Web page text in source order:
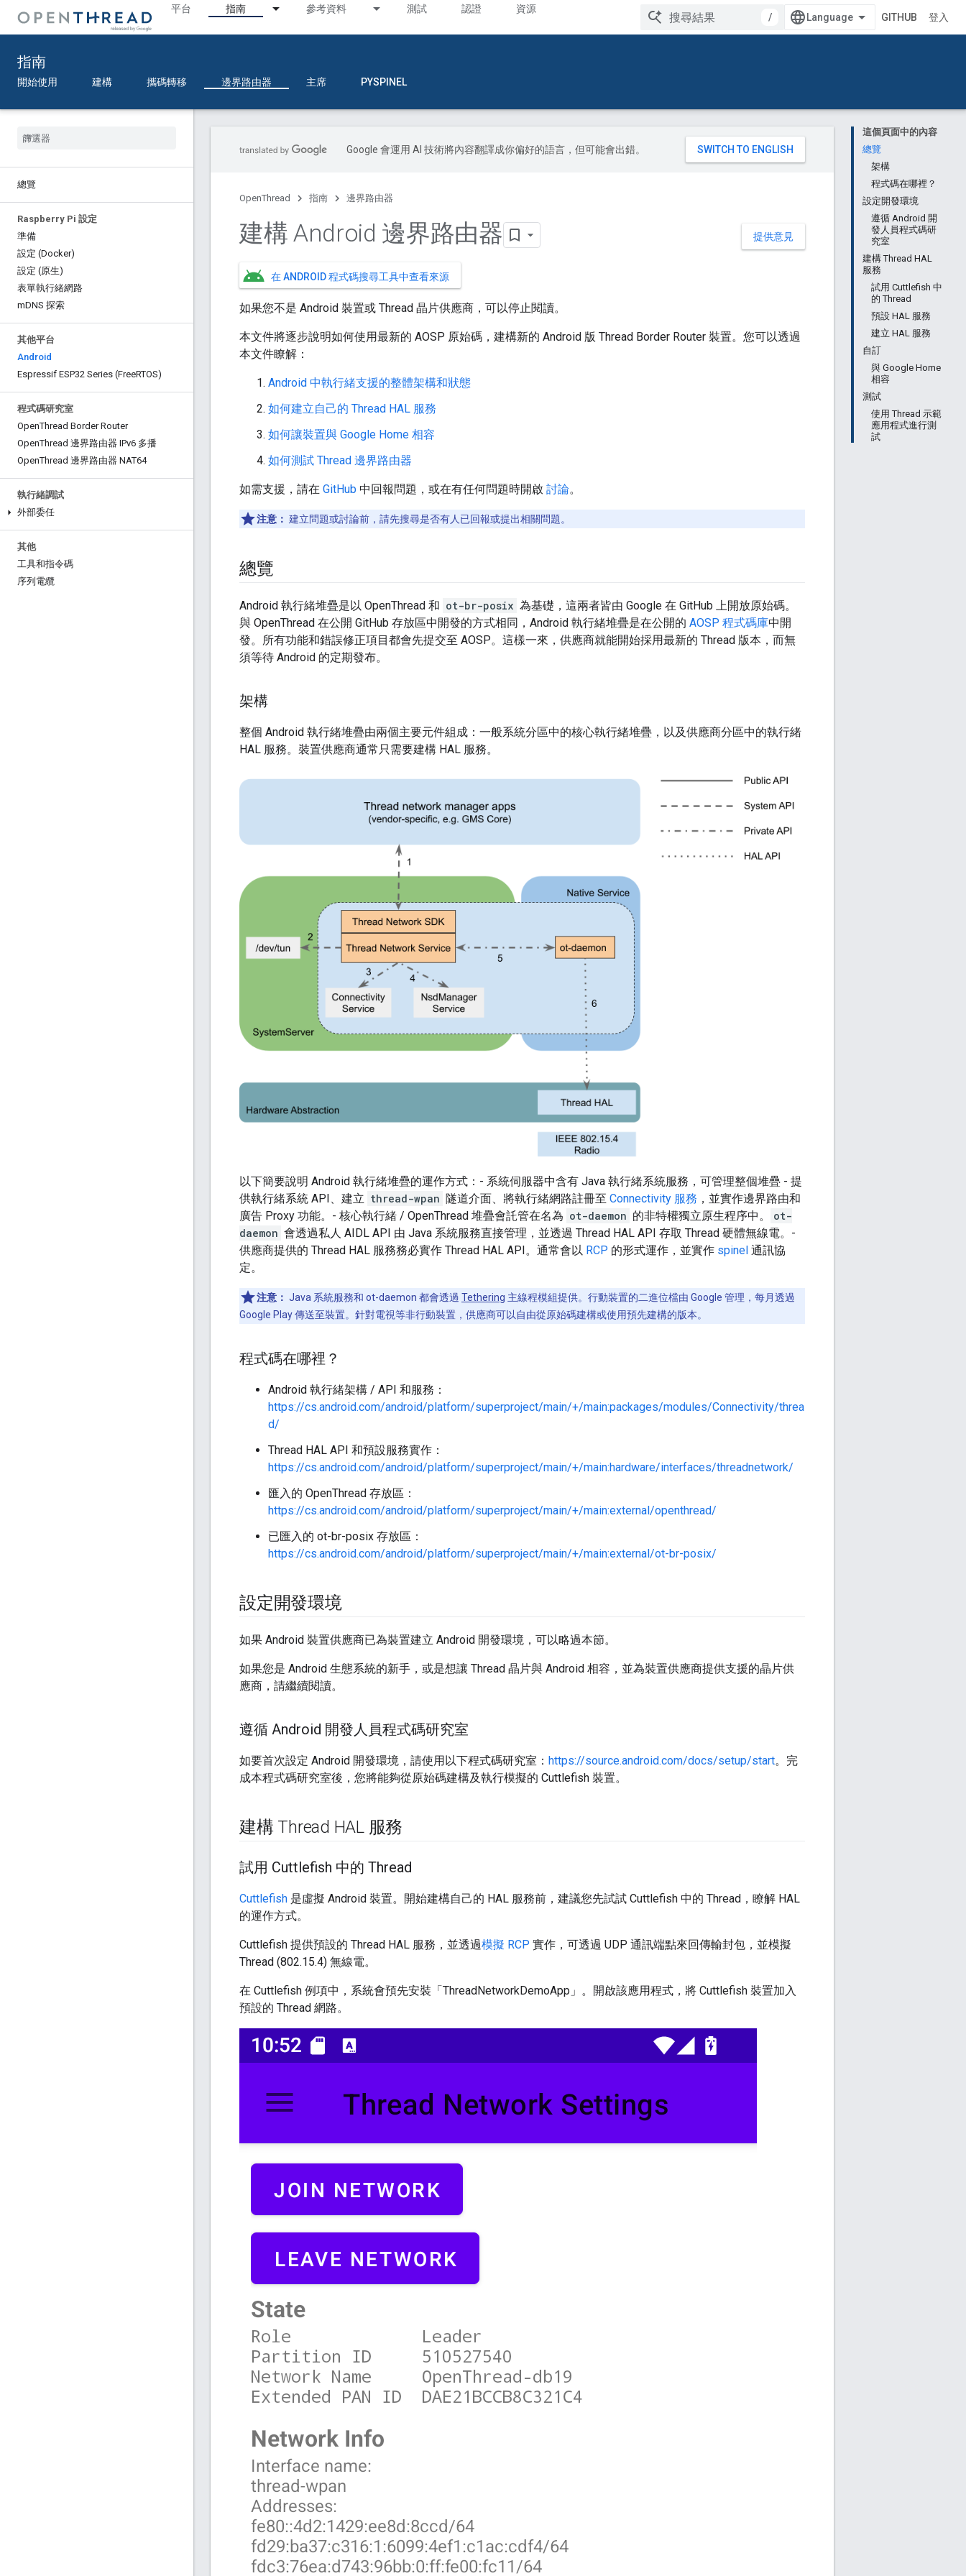
平台 指南 參考資料 測試 認證 資源
/ GITHUB 登入
指南
開始使用 建構 攜碼轉移 邊界路由器 主席 PYSPINEL
總覽
Raspberry Pi 設定
準備
設定 (Docker)
設定 (原生)
表單執行緒網路
mDNS 探索
其他平台
Android
Espressif ESP32 Series (FreeRTOS)
程式碼研究室
OpenThread Border Router
OpenThread 邊界路由器 IPv6 多播
OpenThread 邊界路由器 NAT64
執行緒調試
外部委任
其他
工具和指令碼
序列電纜
這個頁面中的內容
總覽
架構
程式碼在哪裡？
設定開發環境
遵循 Android 開
發人員程式碼研
究室
建構 Thread HAL
服務
試用 Cuttlefish 中
的 Thread
預設 HAL 服務
建立 HAL 服務
自訂
與 Google Home
相容
測試
使用 Thread 示範
應用程式進行測
試
Google 會運用 AI 技術將內容翻譯成你偏好的語言，但可能會出錯。
OpenThread 指南 邊界路由器
提供意見
建構 Android 邊界路由器
在 ANDROID 程式碼搜尋工具中查看來源
如果您不是 Android 裝置或 Thread 晶片供應商，可以停止閱讀。
本文件將逐步說明如何使用最新的 AOSP 原始碼，建構新的 Android 版 Thread Border Router 裝置。您可以透過
本文件瞭解：
Android 中執行緒支援的整體架構和狀態
如何建立自己的 Thread HAL 服務
如何讓裝置與 Google Home 相容
如何測試 Thread 邊界路由器
如需支援，請在 GitHub 中回報問題，或在有任何問題時開啟 討論。
注意： 建立問題或討論前，請先搜尋是否有人已回報或提出相關問題。
總覽
Android 執行緒堆疊是以 OpenThread 和 ot-br-posix 為基礎，這兩者皆由 Google 在 GitHub 上開放原始碼。
與 OpenThread 在公開 GitHub 存放區中開發的方式相同，Android 執行緒堆疊是在公開的 AOSP 程式碼庫中開
發。所有功能和錯誤修正項目都會先提交至 AOSP。這樣一來，供應商就能開始採用最新的 Thread 版本，而無
須等待 Android 的定期發布。
架構
整個 Android 執行緒堆疊由兩個主要元件組成：一般系統分區中的核心執行緒堆疊，以及供應商分區中的執行緒
HAL 服務。裝置供應商通常只需要建構 HAL 服務。
以下簡要說明 Android 執行緒堆疊的運作方式：- 系統伺服器中含有 Java 執行緒系統服務，可管理整個堆疊 - 提
供執行緒系統 API、建立 thread-wpan 隧道介面、將執行緒網路註冊至 Connectivity 服務 ，並實作邊界路由和
廣告 Proxy 功能。- 核心執行緒 / OpenThread 堆疊會託管在名為 ot-daemon 的非特權獨立原生程序中。
ot-
daemon 會透過私人 AIDL API 由 Java 系統服務直接管理，並透過 Thread HAL API 存取 Thread 硬體無線電。-
供應商提供的 Thread HAL 服務務必實作 Thread HAL API。通常會以 RCP 的形式運作，並實作 spinel 通訊協
定。
注意： Java 系統服務和 ot-daemon 都會透過 Tethering 主線程模組提供。行動裝置的二進位檔由 Google 管理，每月透過
Google Play 傳送至裝置。針對電視等非行動裝置，供應商可以自由從原始碼建構或使用預先建構的版本。
程式碼在哪裡？
Android 執行緒架構 / API 和服務：
https://cs.android.com/android/platform/superproject/main/+/main:packages/modules/Connectivity/threa
d/
Thread HAL API 和預設服務實作：
https://cs.android.com/android/platform/superproject/main/+/main:hardware/interfaces/threadnetwork/
匯入的 OpenThread 存放區：
https://cs.android.com/android/platform/superproject/main/+/main:external/openthread/
已匯入的 ot-br-posix 存放區：
https://cs.android.com/android/platform/superproject/main/+/main:external/ot-br-posix/
設定開發環境
如果 Android 裝置供應商已為裝置建立 Android 開發環境，可以略過本節。
如果您是 Android 生態系統的新手，或是想讓 Thread 晶片與 Android 相容，並為裝置供應商提供支援的晶片供
應商，請繼續閱讀。
遵循 Android 開發人員程式碼研究室
如要首次設定 Android 開發環境，請使用以下程式碼研究室： https://source.android.com/docs/setup/start。完
成本程式碼研究室後，您將能夠從原始碼建構及執行模擬的 Cuttlefish 裝置。
建構 Thread HAL 服務
試用 Cuttlefish 中的 Thread
Cuttlefish 是虛擬 Android 裝置。開始建構自己的 HAL 服務前，建議您先試試 Cuttlefish 中的 Thread，瞭解 HAL
的運作方式。
Cuttlefish 提供預設的 Thread HAL 服務，並透過模擬 RCP 實作，可透過 UDP 通訊端點來回傳輸封包，並模擬
Thread (802.15.4) 無線電。
在 Cuttlefish 例項中，系統會預先安裝「ThreadNetworkDemoApp」。開啟該應用程式，將 Cuttlefish 裝置加入
預設的 Thread 網路。